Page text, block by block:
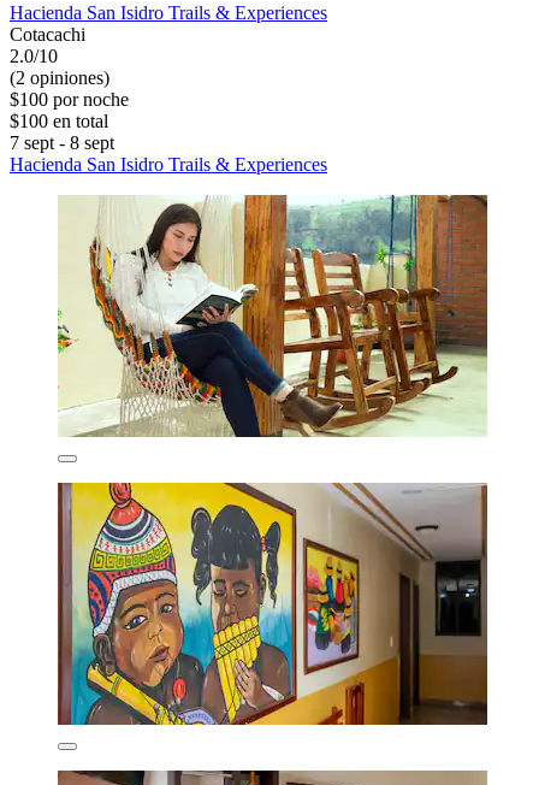
Hacienda San Isidro Trails & Experiences
Cotacachi
2.0/10
(2 opiniones)
$100 por noche
$100 en total
7 sept - 8 sept
Hacienda San Isidro Trails & Experiences